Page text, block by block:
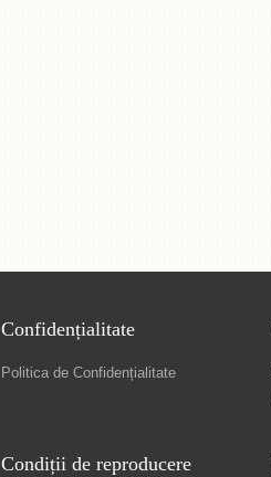
Confidențialitate
Politica de Confidențialitate
Condiții de reproducere